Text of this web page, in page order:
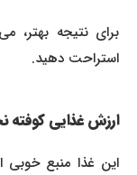
استراحت دهید.
ارزش غذایی کوفته
این غذا منبع خوبی